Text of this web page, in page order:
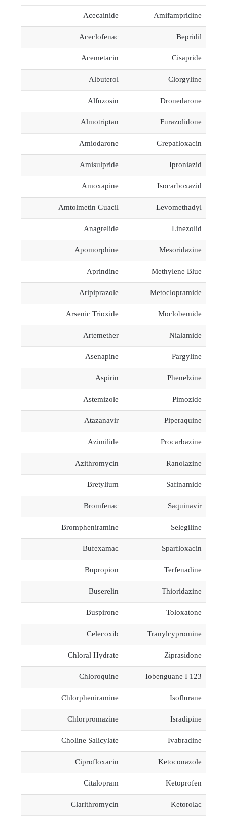
Amifampridine
Acecainide
Bepridil
Aceclofenac
Cisapride
Acemetacin
Clorgyline
Albuterol
Dronedarone
Alfuzosin
Furazolidone
Almotriptan
Grepafloxacin
Amiodarone
Iproniazid
Amisulpride
Isocarboxazid
Amoxapine
Levomethadyl
Amtolmetin Guacil
Linezolid
Anagrelide
Mesoridazine
Apomorphine
Methylene Blue
Aprindine
Metoclopramide
Aripiprazole
Moclobemide
Arsenic Trioxide
Nialamide
Artemether
Pargyline
Asenapine
Phenelzine
Aspirin
Pimozide
Astemizole
Piperaquine
Atazanavir
Procarbazine
Azimilide
Ranolazine
Azithromycin
Safinamide
Bretylium
Saquinavir
Bromfenac
Selegiline
Brompheniramine
Sparfloxacin
Bufexamac
Terfenadine
Bupropion
Thioridazine
Buserelin
Toloxatone
Buspirone
Tranylcypromine
Celecoxib
Ziprasidone
Chloral Hydrate
Iobenguane I 123
Chloroquine
Isoflurane
Chlorpheniramine
Isradipine
Chlorpromazine
Ivabradine
Choline Salicylate
Ketoconazole
Ciprofloxacin
Ketoprofen
Citalopram
Ketorolac
Clarithromycin